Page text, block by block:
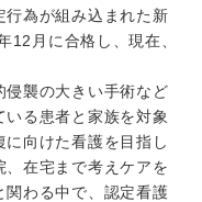
行為が組み込まれた新
12月に合格し、現在、
襲の大きい手術など
る患者と家族を対象
向けた看護を目指し
在宅まで考えケアを
関わる中で、認定看護